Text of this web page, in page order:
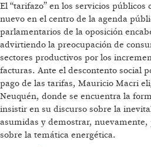
El “tarifazo” en los servicios públicos
nuevo en el centro de la agenda
parlamentarios de la oposición
advirtiendo la preocupación de
sectores productivos por los
facturas. Ante el descontento social
pago de las tarifas, Mauricio Macri
Neuquén, donde se encuentra la
insistir en su discurso sobre la
asumidas y demostrar, nuevamente,
sobre la temática energética.